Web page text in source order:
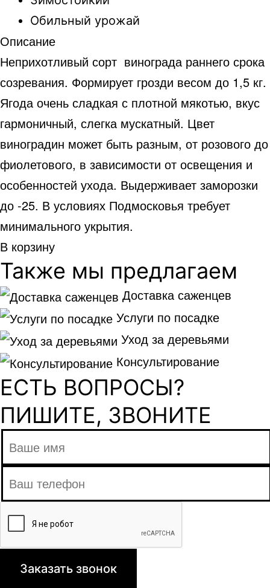
Обильный урожай
Описание
Неприхотливый сорт винограда раннего срока
созревания. Формирует грозди весом до 1,5 кг.
Ягода очень сладкая с плотной мякотью, вкус
гармоничный, слегка мускатный. Цвет
виноградин может быть разным, от розового до
фиолетового, в зависимости от освещения и
особенностей ухода. Выдерживает заморозки
до -25. В условиях Подмосковья требует
минимального укрытия.
В корзину
Также мы предлагаем
Доставка саженцев
Услуги по посадке
Уход за деревьями
Консультирование
ЕСТЬ ВОПРОСЫ?
ПИШИТЕ, ЗВОНИТЕ